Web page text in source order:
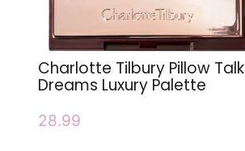
Charlotte Tilbury Pillow Talk
Dreams Luxury Palette
28.99